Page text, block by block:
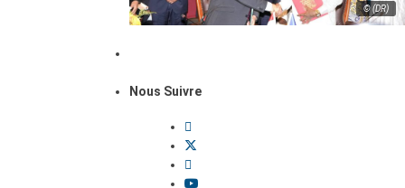
© (DR)
Nous Suivre